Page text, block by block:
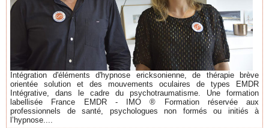
Intégration d'éléments d'hypnose ericksonienne, de thérapie brève
orientée solution et des mouvements oculaires de types EMDR
Intégrative, dans le cadre du psychotraumatisme. Une formation
labellisée France EMDR - IMO ® Formation réservée aux
professionnels de santé, psychologues non formés ou initiés à
l’hypnose....